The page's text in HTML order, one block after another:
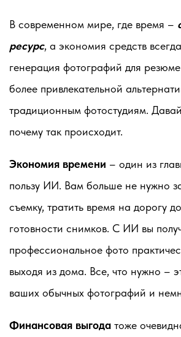
В современном мире, где время –
ресурс, а экономия средств
генерация фотографий для
более привлекательной
традиционным фотостудиям.
почему так происходит.
Экономия времени – один из
пользу ИИ. Вам больше не нужно
съемку, тратить время на дорогу
готовности снимков. С ИИ вы
профессиональное фото
выходя из дома. Все, что нужно –
ваших обычных фотографий и
Финансовая выгода тоже